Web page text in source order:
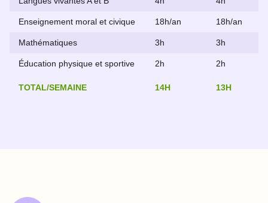
TOTAL/SEMAINE 14H 13H
Enseignement moral et civique 18h/an 18h/an
Mathématiques 3h 3h
Éducation physique et sportive 2h 2h